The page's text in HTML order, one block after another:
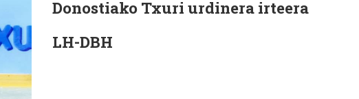
Donostiako Txuri urdinera irteera
LH-DBH